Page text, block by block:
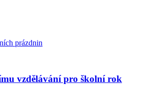
prázdnin
vzdělávání pro školní rok